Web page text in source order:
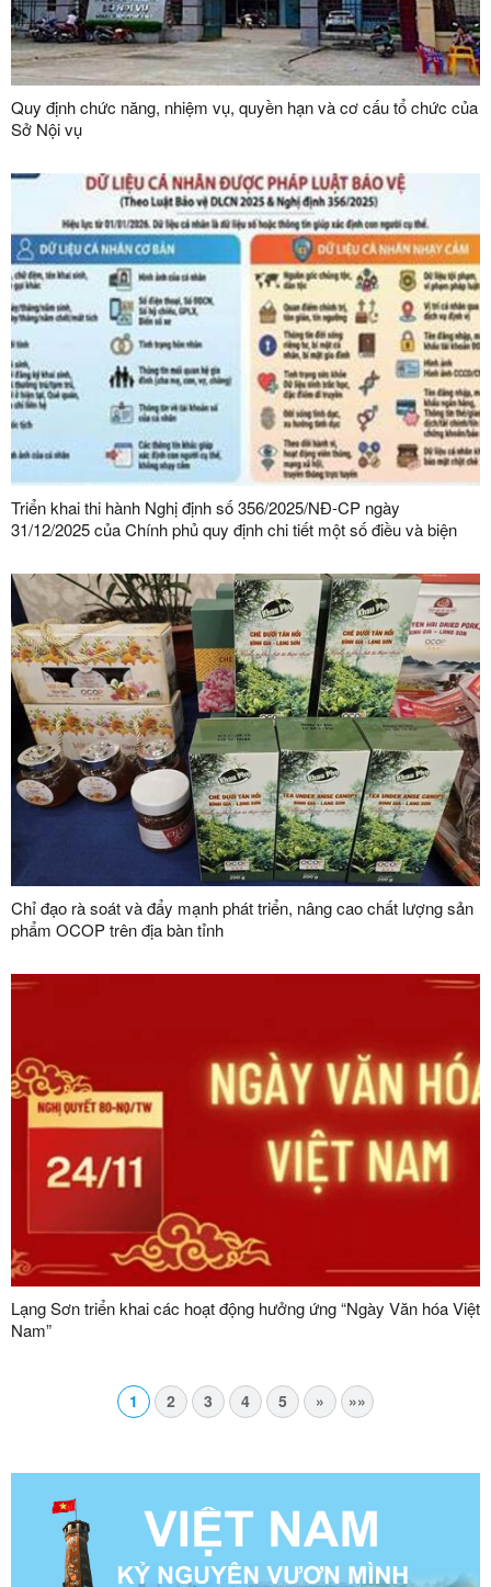
Quy định chức năng, nhiệm vụ, quyền hạn và cơ cấu tổ chức của
Sở Nội vụ
Triển khai thi hành Nghị định số 356/2025/NĐ-CP ngày
31/12/2025 của Chính phủ quy định chi tiết một số điều và biện
Sơn
Chỉ đạo rà soát và đẩy mạnh phát triển, nâng cao chất lượng sản
phẩm OCOP trên địa bàn tỉnh
Lạng Sơn triển khai các hoạt động hưởng ứng “Ngày Văn hóa Việt
Nam”
1 2 3 4 5 » »»